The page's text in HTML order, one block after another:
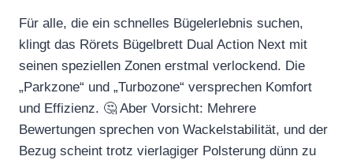
Für alle, die ein schnelles Bügelerlebnis suchen,
klingt das Rörets Bügelbrett Dual Action Next mit
seinen speziellen Zonen erstmal verlockend. Die
„Parkzone“ und „Turbozone“ versprechen Komfort
und Effizienz. 🤔 Aber Vorsicht: Mehrere
Bewertungen sprechen von Wackelstabilität, und der
Bezug scheint trotz vierlagiger Polsterung dünn zu